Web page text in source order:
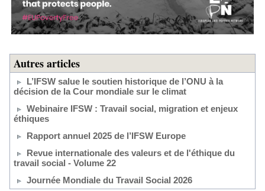
Autres articles
L’IFSW salue le soutien historique de l’ONU à la
décision de la Cour mondiale sur le climat
Webinaire IFSW : Travail social, migration et enjeux
éthiques
Rapport annuel 2025 de l’IFSW Europe
Revue internationale des valeurs et de l'éthique du
travail social - Volume 22
Journée Mondiale du Travail Social 2026